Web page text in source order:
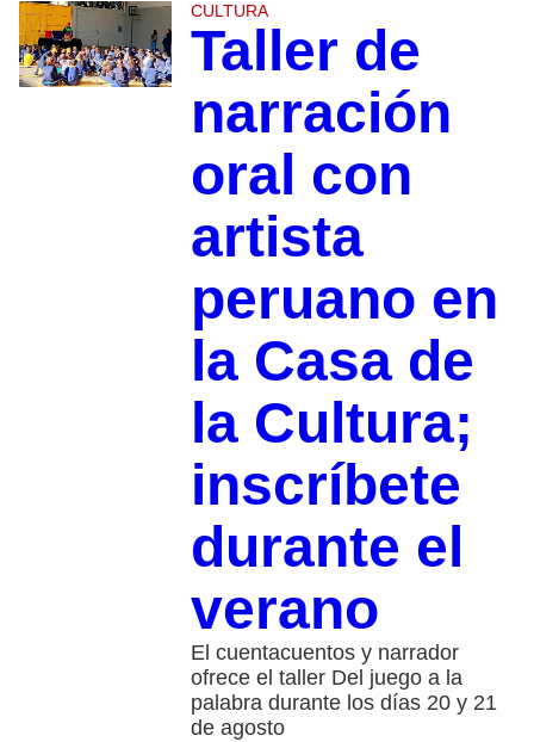
CULTURA
Taller de
narración
oral con
artista
peruano en
la Casa de
la Cultura;
inscríbete
durante el
verano
El cuentacuentos y narrador
ofrece el taller Del juego a la
palabra durante los días 20 y 21
de agosto